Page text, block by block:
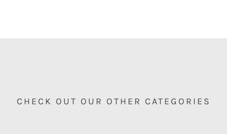
CHECK OUT OUR OTHER CATEGORIES